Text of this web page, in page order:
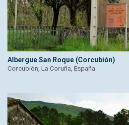
Albergue San Roque (Corcubión)
Corcubión, La Coruña, España